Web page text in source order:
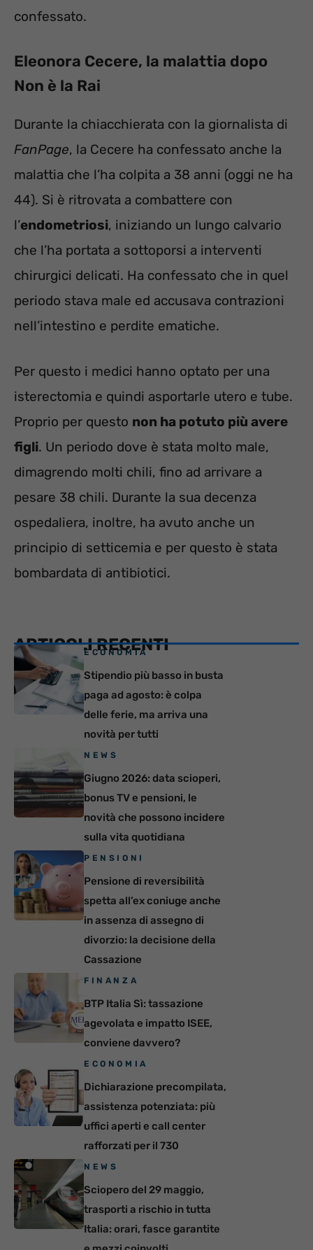
confessato.
Eleonora Cecere, la malattia dopo
Non è la Rai
Durante la chiacchierata con la giornalista di
FanPage, la Cecere ha confessato anche la
malattia che l’ha colpita a 38 anni (oggi ne ha
44). Si è ritrovata a combattere con
l’endometriosi, iniziando un lungo calvario
che l’ha portata a sottoporsi a interventi
chirurgici delicati. Ha confessato che in quel
periodo stava male ed accusava contrazioni
nell’intestino e perdite ematiche.
Per questo i medici hanno optato per una
isterectomia e quindi asportarle utero e tube.
Proprio per questo non ha potuto più avere
figli. Un periodo dove è stata molto male,
dimagrendo molti chili, fino ad arrivare a
pesare 38 chili. Durante la sua decenza
ospedaliera, inoltre, ha avuto anche un
principio di setticemia e per questo è stata
bombardata di antibiotici.
ARTICOLI RECENTI
ECONOMIA
Stipendio più basso in busta
paga ad agosto: è colpa
delle ferie, ma arriva una
novità per tutti
NEWS
Giugno 2026: data scioperi,
bonus TV e pensioni, le
novità che possono incidere
sulla vita quotidiana
PENSIONI
Pensione di reversibilità
spetta all’ex coniuge anche
in assenza di assegno di
divorzio: la decisione della
Cassazione
FINANZA
BTP Italia Sì: tassazione
agevolata e impatto ISEE,
conviene davvero?
ECONOMIA
Dichiarazione precompilata,
assistenza potenziata: più
uffici aperti e call center
rafforzati per il 730
NEWS
Sciopero del 29 maggio,
trasporti a rischio in tutta
Italia: orari, fasce garantite